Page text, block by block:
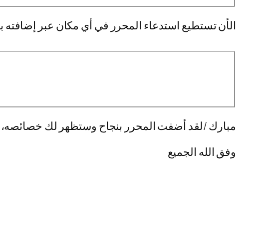
الأن تستطيع استدعاء المحرر في أي مكان عبر إضافته
مبارك /لقد أضفت المحرر بنجاح وستظهر لك خصائصه،
وفق الله الجميع